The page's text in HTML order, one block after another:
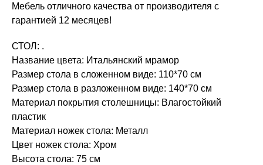
Мебель отличного качества от производителя с
гарантией 12 месяцев!
СТОЛ: .
Название цвета: Итальянский мрамор
Размер стола в сложенном виде: 110*70 см
Размер стола в разложенном виде: 140*70 см
Материал покрытия столешницы: Влагостойкий
пластик
Материал ножек стола: Металл
Цвет ножек стола: Хром
Высота стола: 75 см